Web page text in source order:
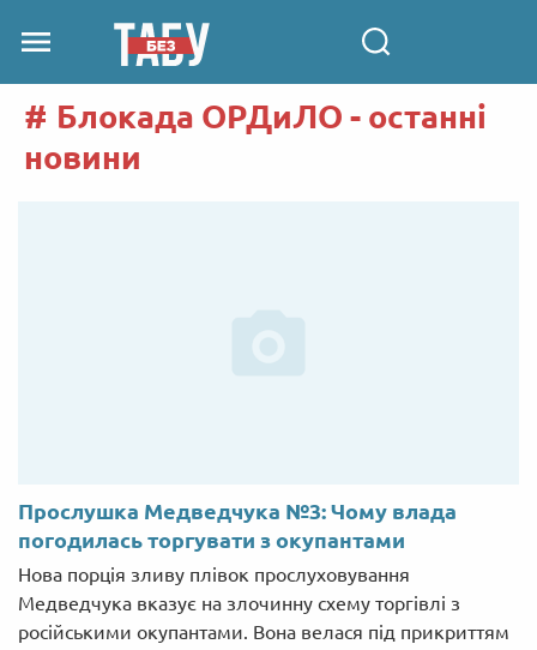
Блокада ОРДиЛО - останні
новини
Прослушка Медведчука №3: Чому влада
погодилась торгувати з окупантами
Нова порція зливу плівок прослуховування
Медведчука вказує на злочинну схему торгівлі з
російськими окупантами. Вона велася під прикриттям